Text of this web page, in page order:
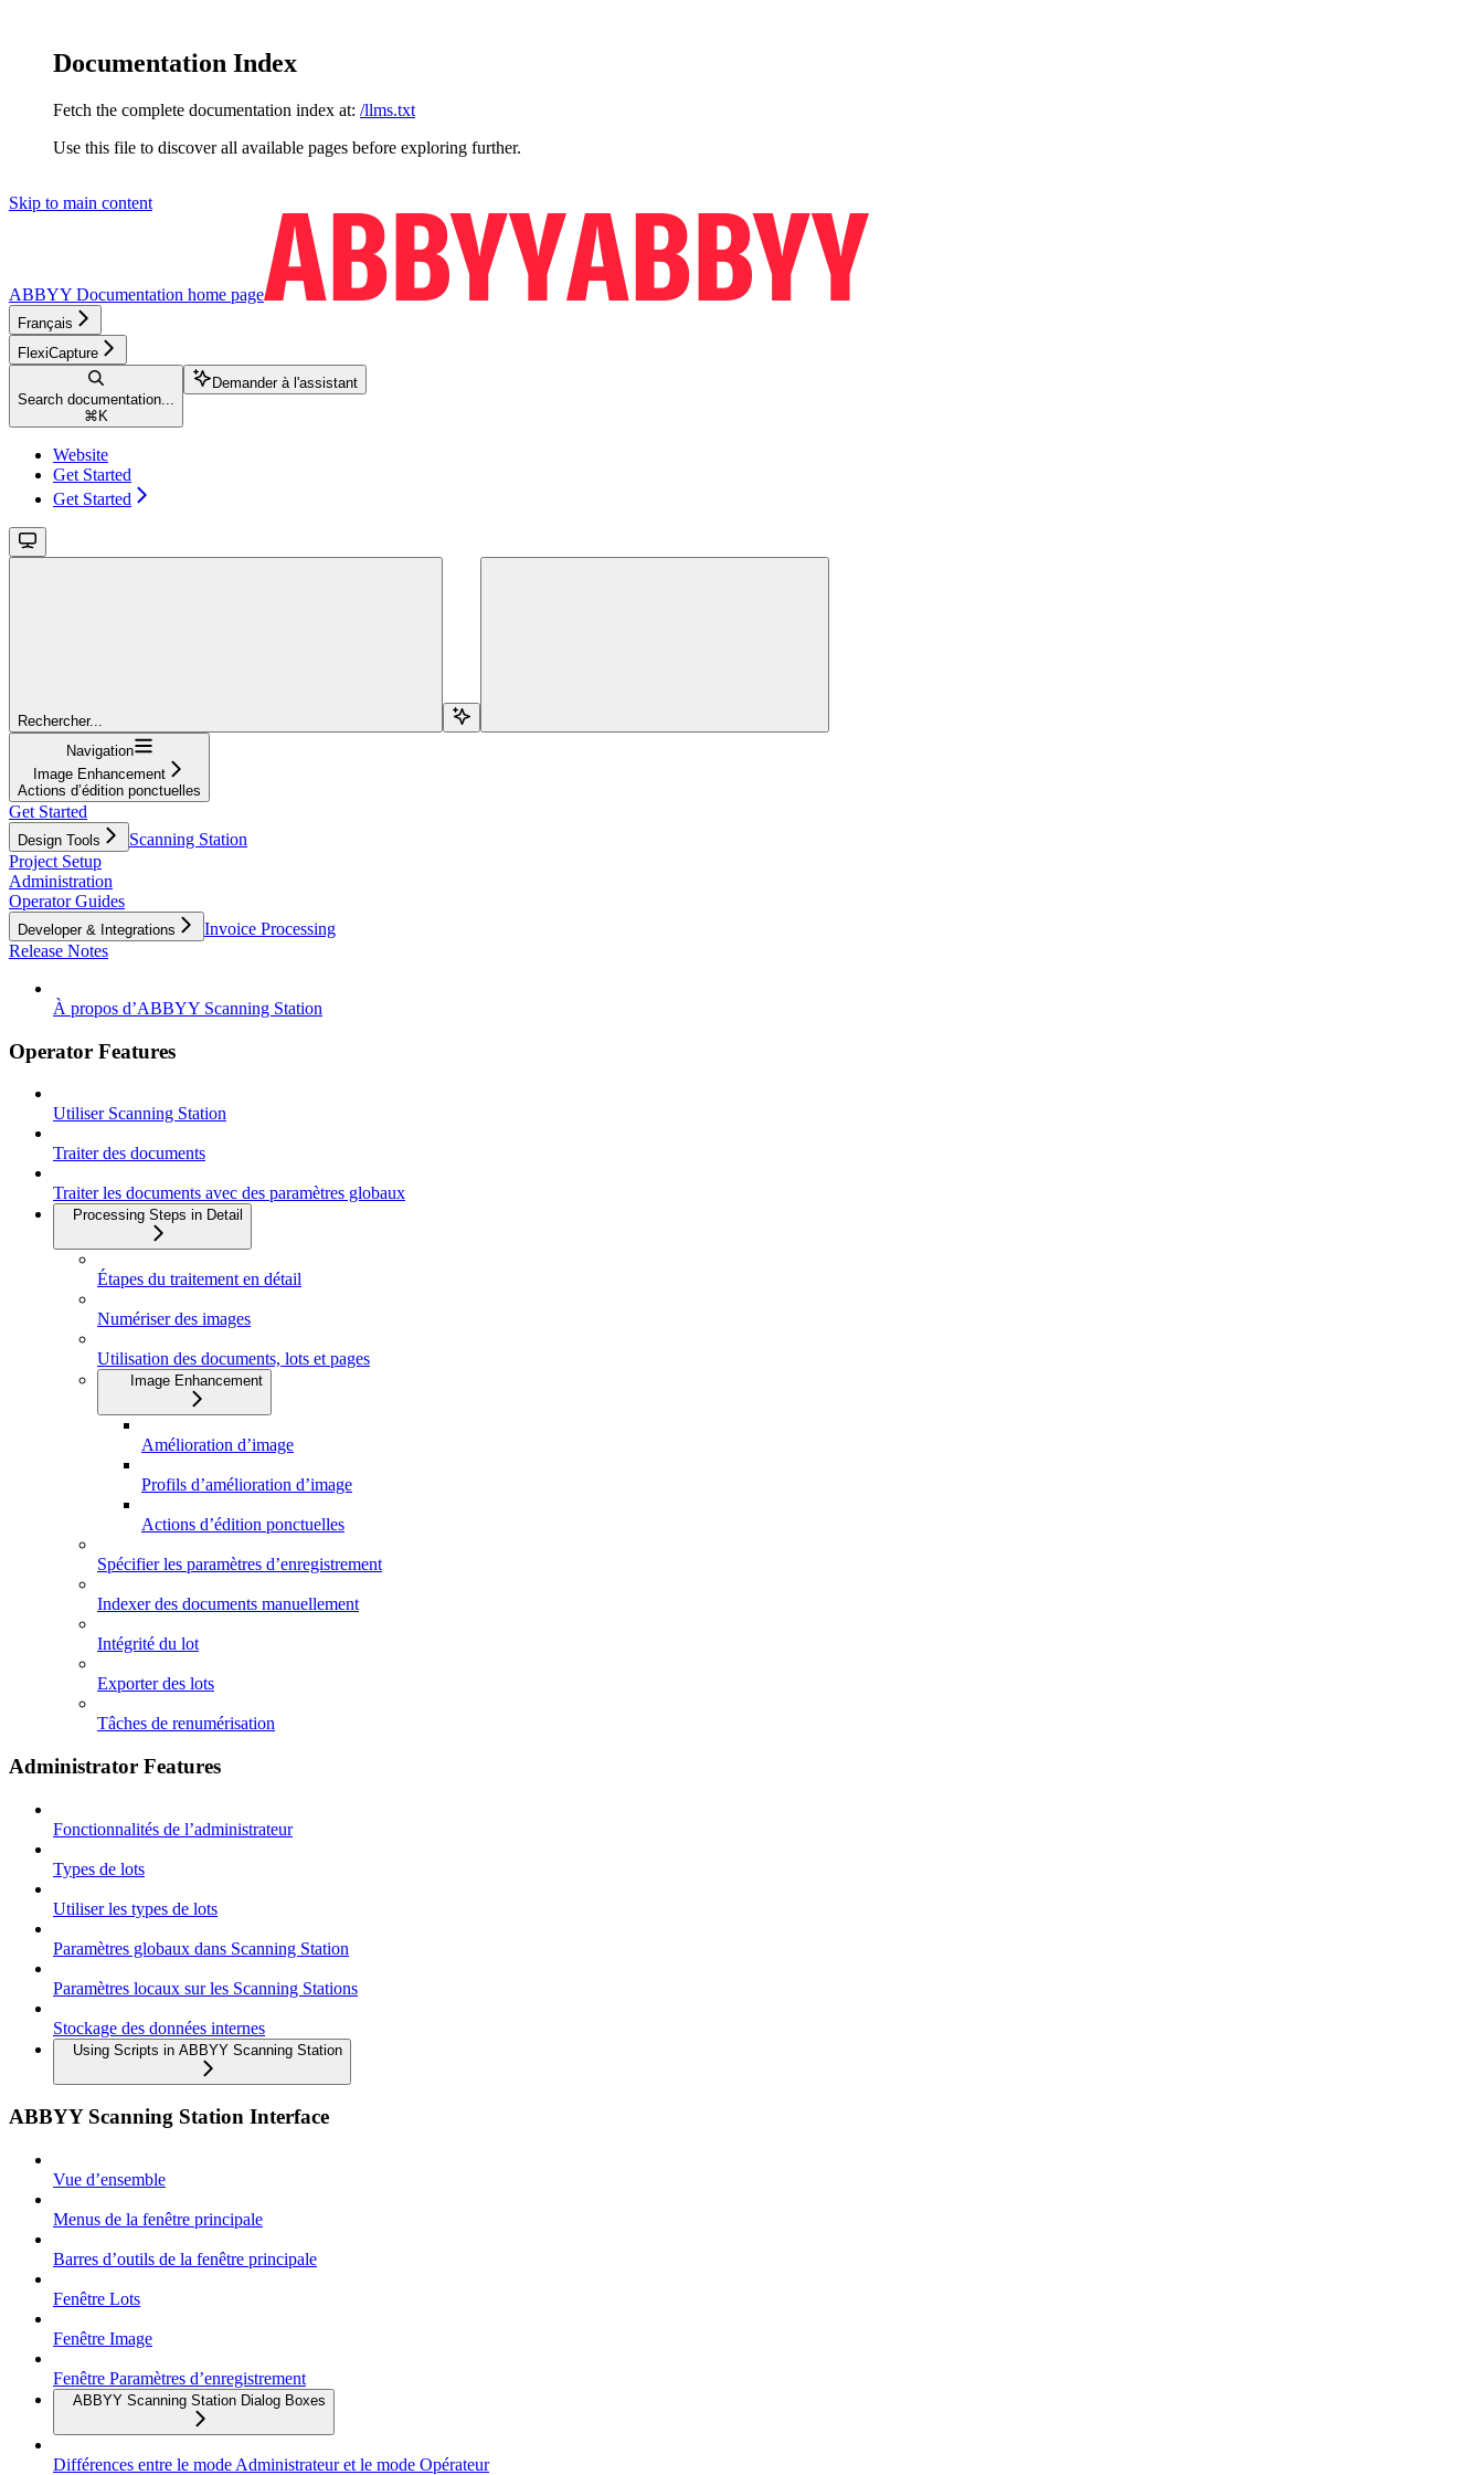
Documentation Index
Fetch the complete documentation index at: /llms.txt
Use this file to discover all available pages before exploring further.
Skip to main content
ABBYY Documentation home page
Français
FlexiCapture
Search documentation...
⌘ K
Demander à l'assistant
Website
Get Started
Get Started
Rechercher...
Navigation
Image Enhancement
Actions d’édition ponctuelles
Get Started
Design Tools
Scanning Station
Project Setup
Administration
Operator Guides
Developer & Integrations
Invoice Processing
Release Notes
À propos d’ABBYY Scanning Station
Operator Features
Utiliser Scanning Station
Traiter des documents
Traiter les documents avec des paramètres globaux
Processing Steps in Detail
Étapes du traitement en détail
Numériser des images
Utilisation des documents, lots et pages
Image Enhancement
Amélioration d’image
Profils d’amélioration d’image
Actions d’édition ponctuelles
Spécifier les paramètres d’enregistrement
Indexer des documents manuellement
Intégrité du lot
Exporter des lots
Tâches de renumérisation
Administrator Features
Fonctionnalités de l’administrateur
Types de lots
Utiliser les types de lots
Paramètres globaux dans Scanning Station
Paramètres locaux sur les Scanning Stations
Stockage des données internes
Using Scripts in ABBYY Scanning Station
ABBYY Scanning Station Interface
Vue d’ensemble
Menus de la fenêtre principale
Barres d’outils de la fenêtre principale
Fenêtre Lots
Fenêtre Image
Fenêtre Paramètres d’enregistrement
ABBYY Scanning Station Dialog Boxes
Différences entre le mode Administrateur et le mode Opérateur